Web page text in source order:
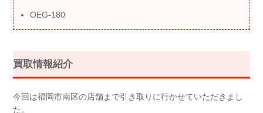
OEG-180
買取情報紹介
今回は福岡市南区の店舗まで引き取りに行かせていただきまし
た。